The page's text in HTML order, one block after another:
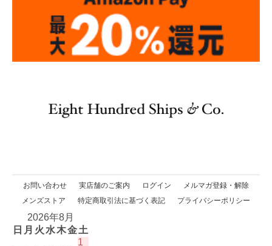
お問い合わせ 実店舗のご案内 ログイン
メルマガ登録・解除
メンズストア
特定商取引法に基づく表記 プライバシーポリシー
2026年8月
日 月 火 水木金土
1